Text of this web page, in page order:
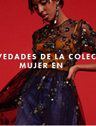
DE LA
MUJER EN